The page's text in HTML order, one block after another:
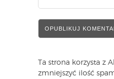
Ta strona korzysta z
zmniejszyć ilość